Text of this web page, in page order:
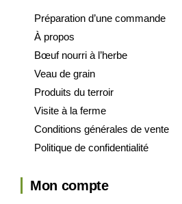
Préparation d’une commande
À propos
Bœuf nourri à l’herbe
Veau de grain
Produits du terroir
Visite à la ferme
Conditions générales de vente
Politique de confidentialité
Mon compte